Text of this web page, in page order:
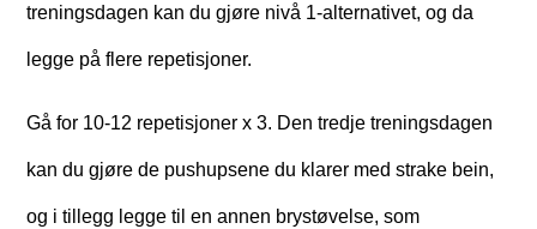
treningsdagen kan du gjøre nivå 1-alternativet, og da
legge på flere repetisjoner.
Gå for 10-12 repetisjoner x 3. Den tredje treningsdagen
kan du gjøre de pushupsene du klarer med strake bein,
og i tillegg legge til en annen brystøvelse, som